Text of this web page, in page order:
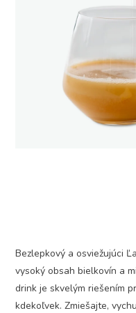
Bezlepkový a osviežujúci
vysoký obsah bielkovín a
drink je skvelým riešením
kdekoľvek. Zmiešajte,